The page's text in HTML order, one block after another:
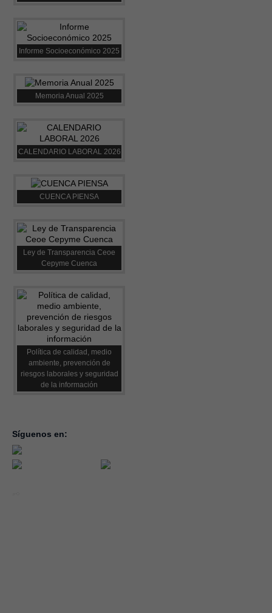
Informe Socioeconómico 2025
Memoria Anual 2025
CALENDARIO LABORAL 2026
CUENCA PIENSA
Ley de Transparencia Ceoe
Cepyme Cuenca
Política de calidad, medio
ambiente, prevención de
riesgos laborales y seguridad
de la información
Síguenos en: